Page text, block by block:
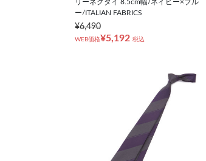
リーネクタイ 8.5cm幅/ネイビー×ブル
ー/ITALIAN FABRICS
¥6,490
WEB価格¥5,192 税込